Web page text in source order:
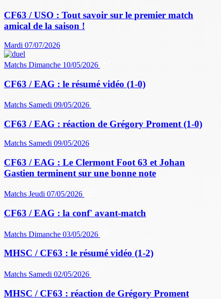
CF63 / USO : Tout savoir sur le premier match
amical de la saison !
Mardi 07/07/2026
Matchs Dimanche 10/05/2026
CF63 / EAG : le résumé vidéo (1-0)
Matchs Samedi 09/05/2026
CF63 / EAG : réaction de Grégory Proment (1-0)
Matchs Samedi 09/05/2026
CF63 / EAG : Le Clermont Foot 63 et Johan
Gastien terminent sur une bonne note
Matchs Jeudi 07/05/2026
CF63 / EAG : la conf' avant-match
Matchs Dimanche 03/05/2026
MHSC / CF63 : le résumé vidéo (1-2)
Matchs Samedi 02/05/2026
MHSC / CF63 : réaction de Grégory Proment